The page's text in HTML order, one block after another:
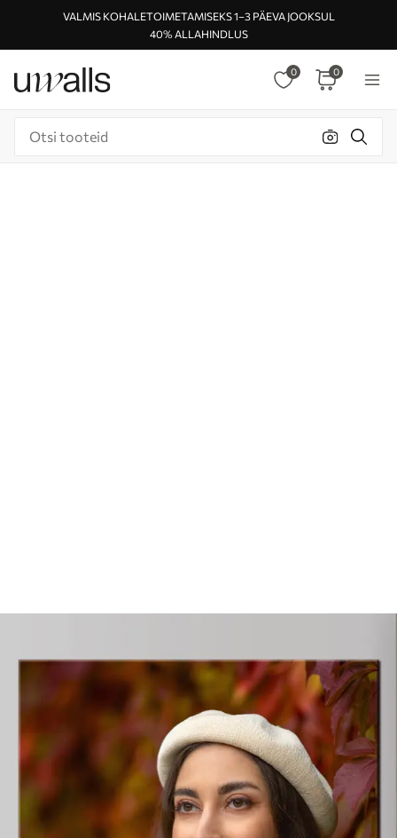
VALMIS KOHALETOIMETAMISEKS 1–3 PÄEVA JOOKSUL
40% ALLAHINDLUS
0 0